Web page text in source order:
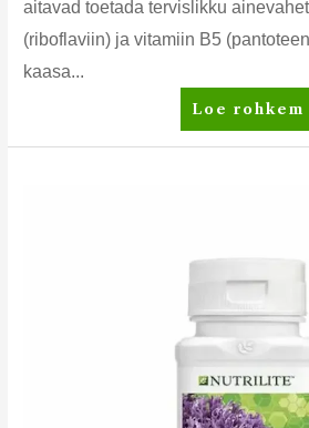
aitavad toetada tervislikku
(riboflaviin) ja vitamiin B5
kaasa...
Nutrilite™
Loe rohkem